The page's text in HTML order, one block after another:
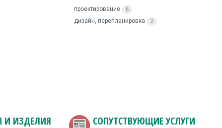
проектирование
6
дизайн, перепланировка
2
И ИЗДЕЛИЯ СОПУТСТВУЮЩИЕ УСЛУГИ